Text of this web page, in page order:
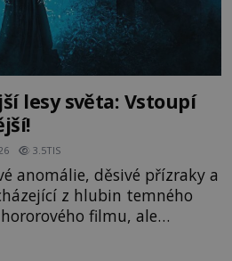
lesy světa: Vstoupí
3.5TIS
anomálie, děsivé přízraky a
z hlubin temného
filmu, ale
návštěvníci lesů, které jsou
na světě. Lidé bydlící